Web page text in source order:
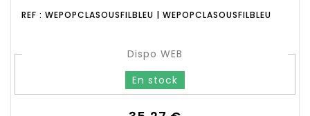
REF : WEPOPCLASOUSFILBLEU | WEPOPCLASOUSFILBLEU
Dispo WEB
En stock